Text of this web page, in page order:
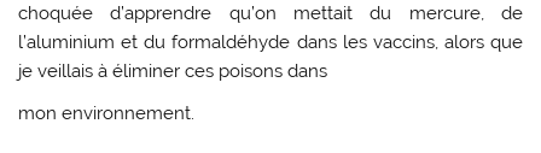
choquée d’apprendre qu’on mettait du mercure, de
l’aluminium et du formaldéhyde dans les vaccins, alors que
je veillais à éliminer ces poisons dans
mon environnement.